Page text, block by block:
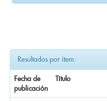
Resultados por ítem:
Fecha de
publicación
Título